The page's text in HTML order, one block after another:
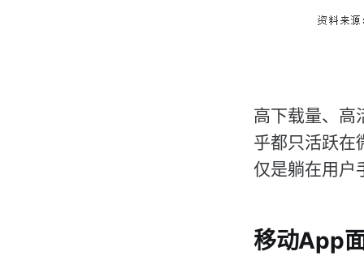
高下载量、高
乎都只活跃在
仅是躺在用户
移动App